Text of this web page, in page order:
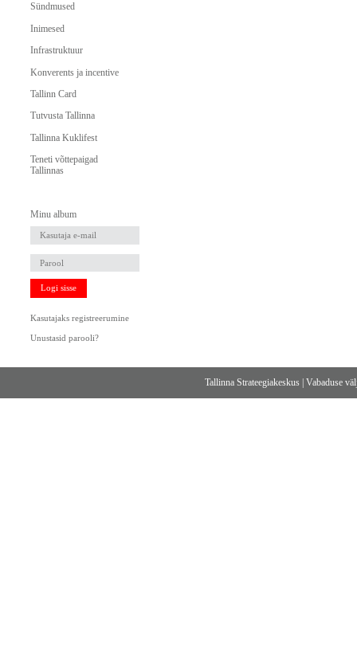
Sündmused
Inimesed
Infrastruktuur
Konverents ja incentive
Tallinn Card
Tutvusta Tallinna
Tallinna Kuklifest
Teneti võttepaigad
Tallinnas
Minu album
Logi sisse
Kasutajaks registreerumine
Unustasid parooli?
Tallinna Strateegiakeskus |Vabaduse